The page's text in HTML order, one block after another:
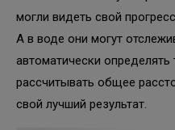
могли видеть свой
А в воде они могут
автоматически определять
рассчитывать общее
свой лучший результат.